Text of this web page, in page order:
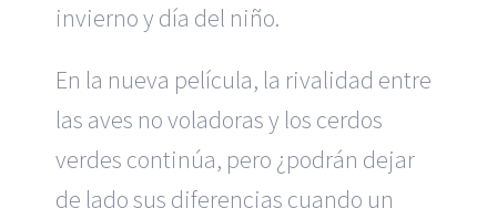
invierno y día del niño.
En la nueva película, la rivalidad entre
las aves no voladoras y los cerdos
verdes continúa, pero ¿podrán dejar
de lado sus diferencias cuando un